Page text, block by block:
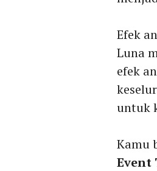
Efek
Luna
efek
untuk
Kamu
Event